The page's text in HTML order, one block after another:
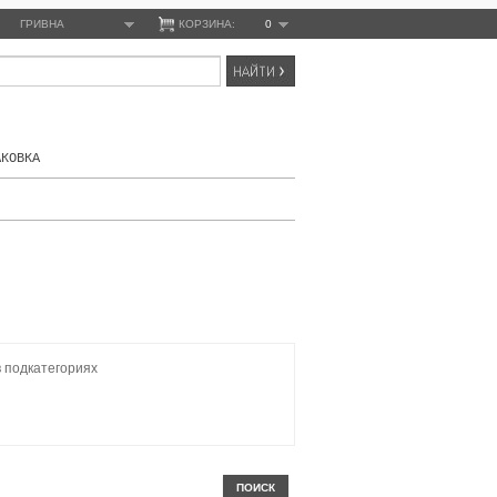
ГРИВНА КОРЗИНА: 0
подкатегориях